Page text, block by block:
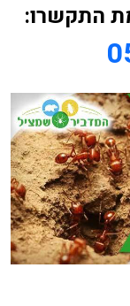
התקשרו: